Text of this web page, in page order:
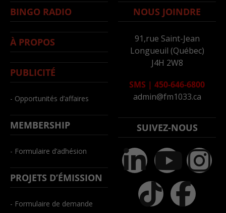
BINGO RADIO
À PROPOS
PUBLICITÉ
- Opportunités d’affaires
MEMBERSHIP
- Formulaire d’adhésion
PROJETS D’ÉMISSION
- Formulaire de demande
NOUS JOINDRE
91,rue Saint-Jean
Longueuil (Québec)
J4H 2W8
SMS | 450-646-6800
admin@fm1033.ca
SUIVEZ-NOUS